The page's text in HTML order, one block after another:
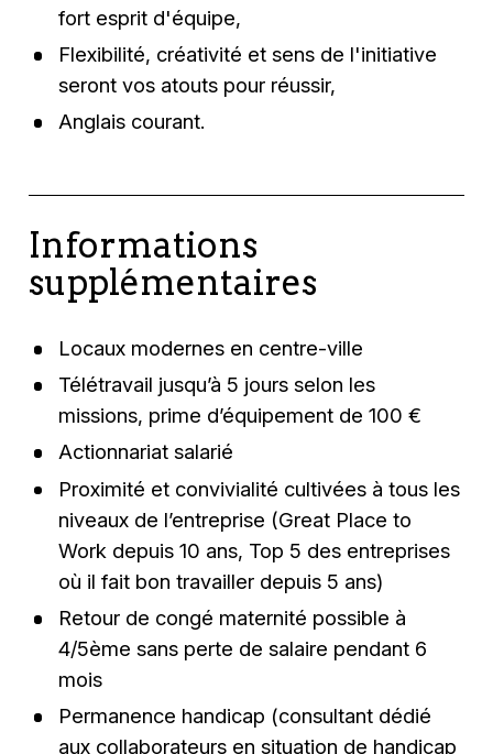
fort esprit d'équipe,
Flexibilité, créativité et sens de l'initiative
seront vos atouts pour réussir,
Anglais courant.
Informations
supplémentaires
Locaux modernes en centre-ville
Télétravail jusqu’à 5 jours selon les
missions, prime d’équipement de 100 €
Actionnariat salarié
Proximité et convivialité cultivées à tous les
niveaux de l’entreprise (Great Place to
Work depuis 10 ans, Top 5 des entreprises
où il fait bon travailler depuis 5 ans)
Retour de congé maternité possible à
4/5ème sans perte de salaire pendant 6
mois
Permanence handicap (consultant dédié
aux collaborateurs en situation de handicap